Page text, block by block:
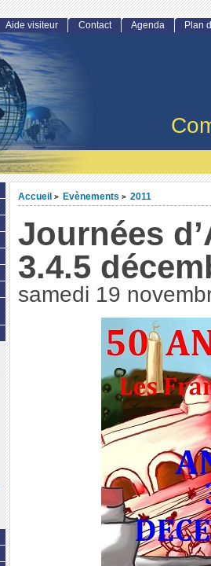
Accueil > Evènements > 2011
Journées
3.4.5
samedi 19
Aide visiteur Contact Agenda Plan